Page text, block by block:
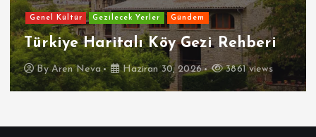
Genel Kültür Gezilecek Yerler Gündem
Türkiye Haritalı Köy Gezi Rehberi
ByAren Neva Haziran 30, 2026 3861 views